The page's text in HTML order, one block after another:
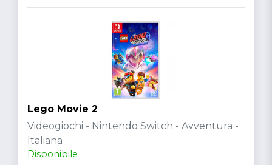
Lego Movie 2
Videogiochi - Nintendo Switch - Avventura -
Italiana
Disponibile